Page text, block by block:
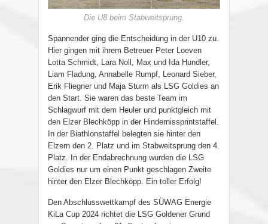
Die U8 beim Stabweitsprung.
Spannender ging die Entscheidung in der U10 zu.
Hier gingen mit ihrem Betreuer Peter Loeven
Lotta Schmidt, Lara Noll, Max und Ida Hundler,
Liam Fladung, Annabelle Rumpf, Leonard Sieber,
Erik Fliegner und Maja Sturm als LSG Goldies an
den Start. Sie waren das beste Team im
Schlagwurf mit dem Heuler und punktgleich mit
den Elzer Blechköpp in der Hindernissprintstaffel.
In der Biathlonstaffel belegten sie hinter den
Elzern den 2. Platz und im Stabweitsprung den 4.
Platz. In der Endabrechnung wurden die LSG
Goldies nur um einen Punkt geschlagen Zweite
hinter den Elzer Blechköpp. Ein toller Erfolg!
Den Abschlusswettkampf des SÜWAG Energie
KiLa Cup 2024 richtet die LSG Goldener Grund